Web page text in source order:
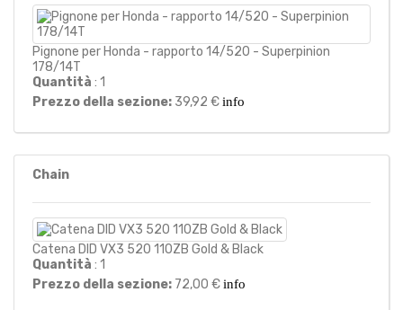
Pignone per Honda - rapporto 14/520 - Superpinion
178/14T
Quantità : 1
Prezzo della sezione: 39,92 €info
Chain
Catena DID VX3 520 110ZB Gold & Black
Quantità : 1
Prezzo della sezione: 72,00 €info